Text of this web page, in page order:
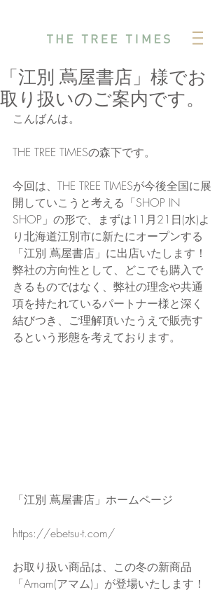
「江別 蔦屋書店」様でお
取り扱いのご案内です。
こんばんは。
THE TREE TIMESの森下です。
今回は、THE TREE TIMESが今後全国に展
開していこうと考える「SHOP IN
SHOP」の形で、まずは11月21日(水)よ
り北海道江別市に新たにオープンする
「江別 蔦屋書店」に出店いたします！
弊社の方向性として、どこでも購入で
きるものではなく、弊社の理念や共通
項を持たれているパートナー様と深く
結びつき、ご理解頂いたうえで販売す
るという形態を考えております。
「江別 蔦屋書店」ホームページ
https://ebetsu-t.com/
お取り扱い商品は、この冬の新商品
「Amam(アマム)」が登場いたします！